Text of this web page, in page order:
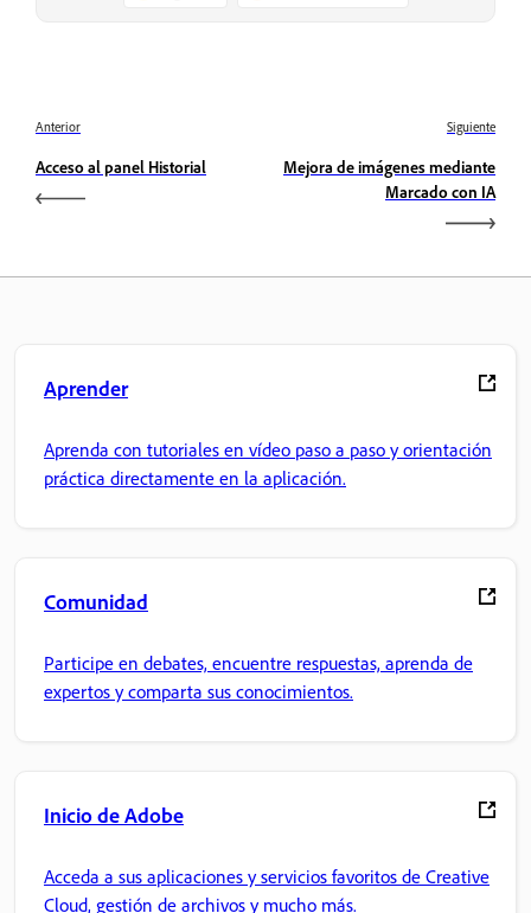
Anterior
Acceso al panel Historial
Siguiente
Mejora de imágenes mediante
Marcado con IA
Aprender
Aprenda con tutoriales en vídeo paso a paso y orientación
práctica directamente en la aplicación.
Comunidad
Participe en debates, encuentre respuestas, aprenda de
expertos y comparta sus conocimientos.
Inicio de Adobe
Acceda a sus aplicaciones y servicios favoritos de Creative
Cloud, gestión de archivos y mucho más.